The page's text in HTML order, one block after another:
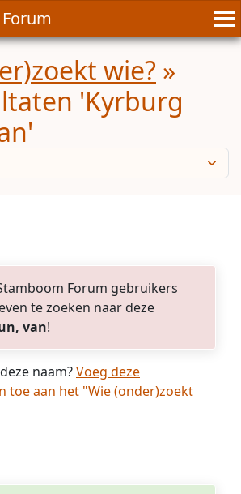
wie? »
'Kyrburg
Forum gebruikers
te zoeken naar deze
van!
naam?Voeg deze
toe aan het "Wie (onder)zoekt